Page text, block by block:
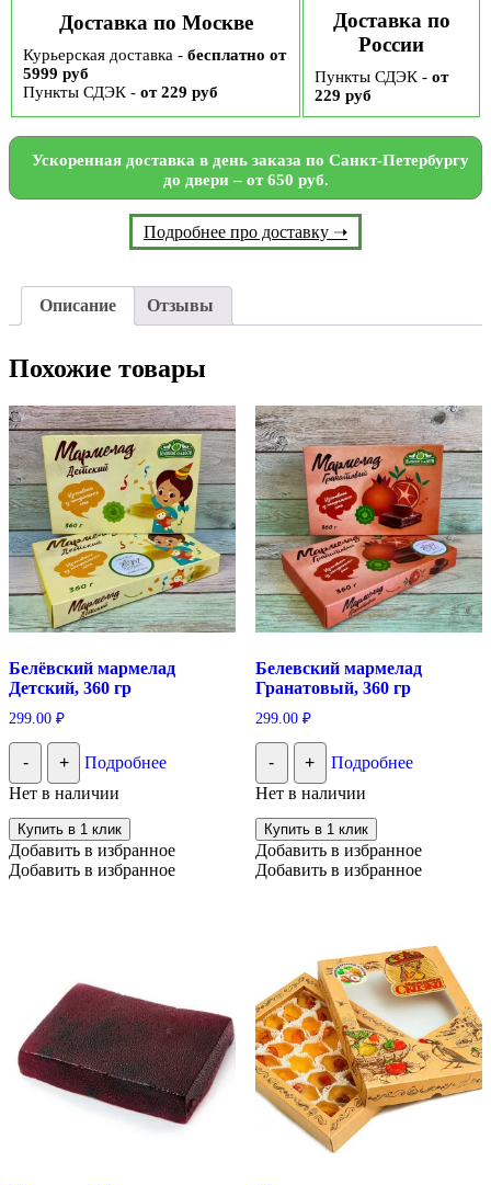
Доставка по Москве
Курьерская доставка - бесплатно от
5999 руб
Пункты СДЭК - от 229 руб
Доставка по
России
Пункты СДЭК - от
229 руб
Ускоренная доставка в день заказа по Санкт-Петербургу
до двери – от 650 руб.
Подробнее про доставку ➝
Описание Отзывы
Похожие товары
Белёвский мармелад
Детский, 360 гр
299.00 ₽
- +
Подробнее
Нет в наличии
Купить в 1 клик
Добавить в избранное
Добавить в избранное
Белевский мармелад
Гранатовый, 360 гр
299.00 ₽
- +
Подробнее
Нет в наличии
Купить в 1 клик
Добавить в избранное
Добавить в избранное